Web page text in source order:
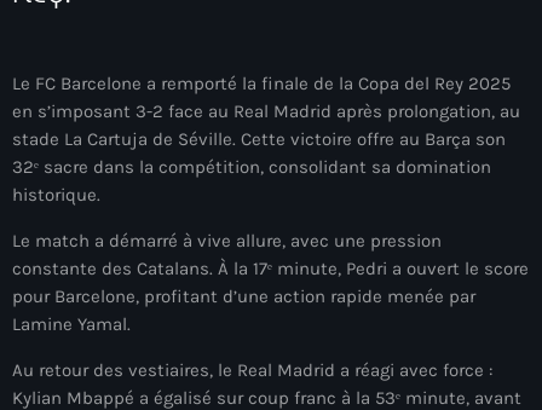
mars 2026
février 2026
janvier 2026
décembre 2025
novembre 2025
octobre 2025
Le FC Barcelone a remporté la finale de la Copa del Rey 2025
en s’imposant 3-2 face au Real Madrid après prolongation, au
stade La Cartuja de Séville. Cette victoire offre au Barça son
32ᵉ sacre dans la compétition, consolidant sa domination
historique.
Le match a démarré à vive allure, avec une pression
constante des Catalans. À la 17ᵉ minute, Pedri a ouvert le score
pour Barcelone, profitant d’une action rapide menée par
Lamine Yamal.
Au retour des vestiaires, le Real Madrid a réagi avec force :
Kylian Mbappé a égalisé sur coup franc à la 53ᵉ minute, avant